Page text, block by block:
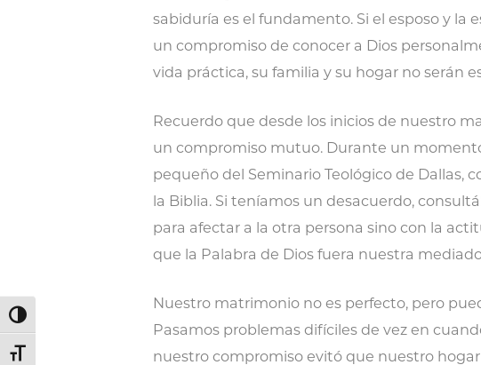
Alternar alto contraste
Alternar tamaño de letra
sabiduría es el fundamento. Si el esposo y la
un compromiso de conocer a Dios
vida práctica, su familia y su hogar no serán
Recuerdo que desde los inicios de nuestro
un compromiso mutuo. Durante un
pequeño del Seminario Teológico de Dallas,
la Biblia. Si teníamos un desacuerdo,
para afectar a la otra persona sino con la
que la Palabra de Dios fuera nuestra
Nuestro matrimonio no es perfecto, pero
Pasamos problemas difíciles de vez en
nuestro compromiso evitó que nuestro